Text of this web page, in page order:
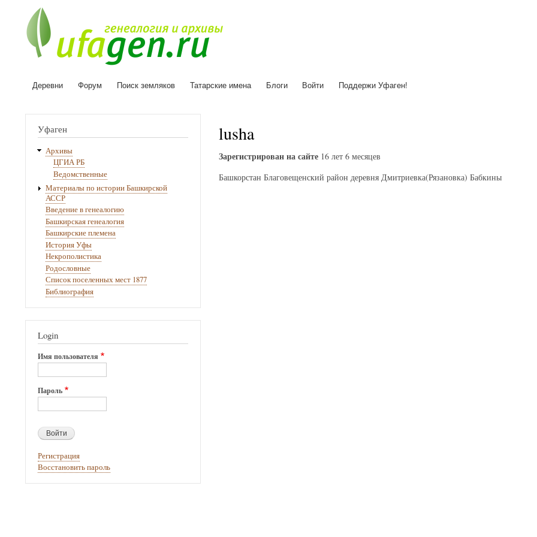
Основная
Деревни Форум Поиск земляков Татарские имена Блоги Войти Поддержи Уфаген!
lusha
Зарегистрирован на сайте16 лет 6 месяцев
Башкорстан Благовещенский район деревня Дмитриевка(Рязановка) Бабкины
Уфаген
Архивы
ЦГИА РБ
Ведомственные
Материалы по истории Башкирской
АССР
Введение в генеалогию
Башкирская генеалогия
Башкирские племена
История Уфы
Некрополистика
Родословные
Список поселенных мест 1877
Библиография
Login
Имя пользователя
Пароль
Регистрация
Восстановить пароль